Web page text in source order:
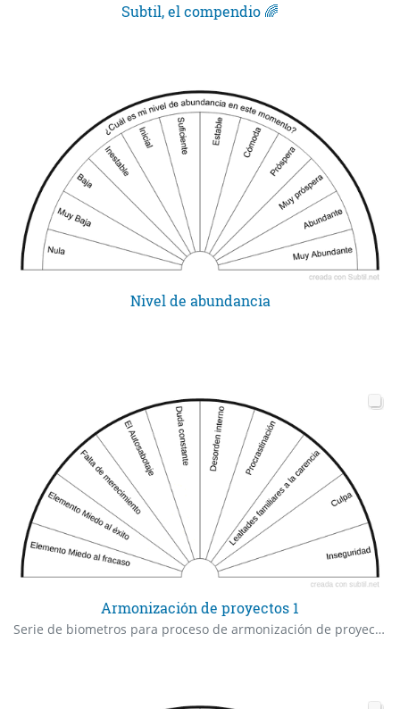
Subtil, el compendio 🌈
Nivel de abundancia
Armonización de proyectos 1
Serie de biometros para proceso de armonización de proyectos/sueños ¿cuál es el bloqueo raíz que aún permanece activo en x y necesita ser liberado definitivamente para materializar este proyecto?